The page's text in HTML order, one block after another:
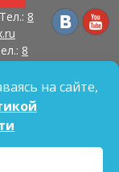
8
8
данных
на сайте,